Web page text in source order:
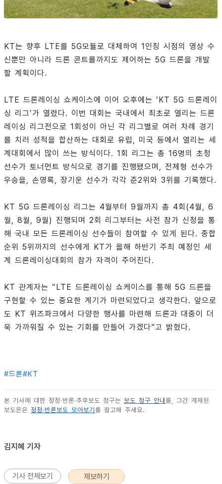
KT는 향후 LTE를 5G모듈로 대체하여 1인칭 시점의 영상 수
신뿐만 아니라 드론 콘트롤까지도 제어하는 5G 드론을 개발
할 계획이다.
LTE 드론레이싱 쇼케이스에 이어 오후에는 ‘KT 5G 드론레이
싱 리그’가 열렸다. 이번 대회는 국내에서 최초로 열리는 드론
레이싱 리그전으로 1회성이 아닌 각 리그별로 여러 차례 경기
를 치러 성적을 합산하는 대회로 유럽, 미국 등에서 열리는 세
계대회에서 많이 쓰는 방식이다. 1회 리그는 총 16명의 초청
선수가 토너먼트 방식으로 경기를 진행됐으며, 전제형 선수가
우승을, 손영록, 장기운 선수가 각각 준2위와 3위를 기록했다.
KT 5G 드론레이싱 리그는 4월부터 9월까지 총 4회(4월, 6
월, 8월, 9월) 진행되며 2회 리그부터는 사전 참가 신청을 통
해 국내 모든 드론레이싱 선수들이 참여할 수 있게 된다. 종합
순위 5위까지의 선수에게 KT가 올해 하반기 주최 예정인 세
계 드론레이싱대회의 참가 자격이 주어진다.
KT 관계자는 “LTE 드론레이싱 쇼케이스를 통해 5G 드론을
구현할 수 있는 중요한 계기가 마련되었다고 생각한다. 앞으로
도 KT 위즈파크에서 다양한 행사를 마련해 드론과 대중이 더
욱 가까워질 수 있는 기회를 만들어 가겠다”고 밝혔다.
#드론#KT
본 기사에 대한 정정·반론·추후보도 청구는 보도 청구 안내 를, 그간 게재된
보도문은 정정·반론보도 모아보기 를 참고해 주세요.
김지혜 기자
기사 전체보기 제보하기